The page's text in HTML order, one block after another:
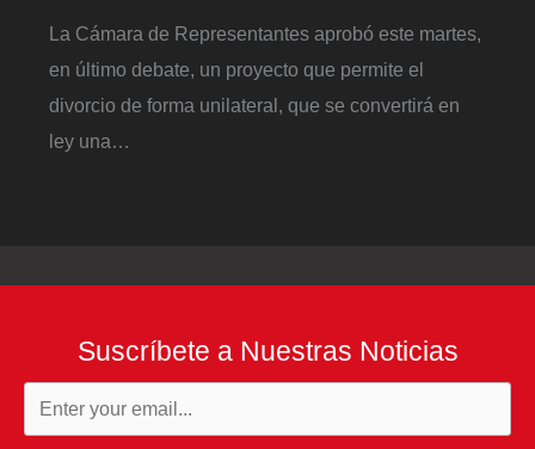
La Cámara de Representantes aprobó este martes,
en último debate, un proyecto que permite el
divorcio de forma unilateral, que se convertirá en
ley una…
Suscríbete a Nuestras Noticias